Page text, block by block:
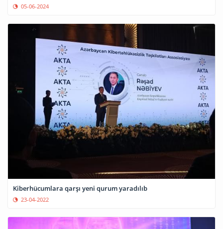
05-06-2024
Kiberhücumlara qarşı yeni qurum yaradılıb
23-04-2022